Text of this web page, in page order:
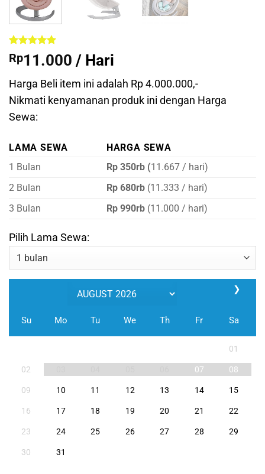
Peringkat5
dari 5
2
penilaian
pelanggan
Rp11.000 / Hari
Harga Beli item ini adalah Rp 4.000.000,-
Nikmati kenyamanan produk ini dengan Harga
Sewa:
LAMA SEWA
HARGA SEWA
1 Bulan
Rp 350rb (11.667 / hari)
2 Bulan
Rp 680rb(11.333 / hari)
3 Bulan
Rp 990rb(11.000 / hari)
Pilih Lama Sewa:
❯
Su Mo Tu We Th Fr Sa
01
02 07 08
09 10 11 12 13 14 15
16 17 18 19 20 21 22
23 24 25 26 27 28 29
30 31